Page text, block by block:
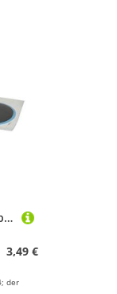
FISCHER Fahrrad Flickbox, Reparatur-Set für Reifen, Pannen-Flickzeug-Set, einfache Anwendung, ideal für unterwegs, 5-teilig
3,49 €
der